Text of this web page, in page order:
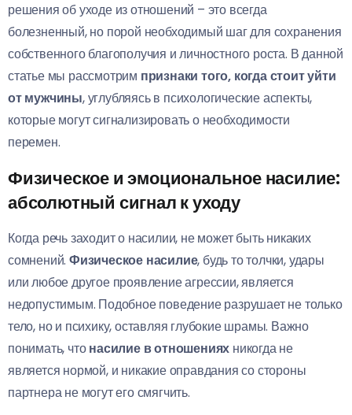
решения об уходе из отношений – это всегда
болезненный, но порой необходимый шаг для сохранения
собственного благополучия и личностного роста. В данной
статье мы рассмотрим признаки того, когда стоит уйти
от мужчины, углубляясь в психологические аспекты,
которые могут сигнализировать о необходимости
перемен.
Физическое и эмоциональное насилие:
абсолютный сигнал к уходу
Когда речь заходит о насилии, не может быть никаких
сомнений. Физическое насилие, будь то толчки, удары
или любое другое проявление агрессии, является
недопустимым. Подобное поведение разрушает не только
тело, но и психику, оставляя глубокие шрамы. Важно
понимать, чтонасилие в отношениях никогда не
является нормой, и никакие оправдания со стороны
партнера не могут его смягчить.